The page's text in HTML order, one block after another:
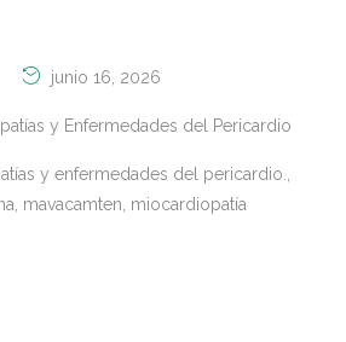
junio 16, 2026
y Enfermedades del Pericardio
y enfermedades del pericardio.,
, mavacamten, miocardiopatía